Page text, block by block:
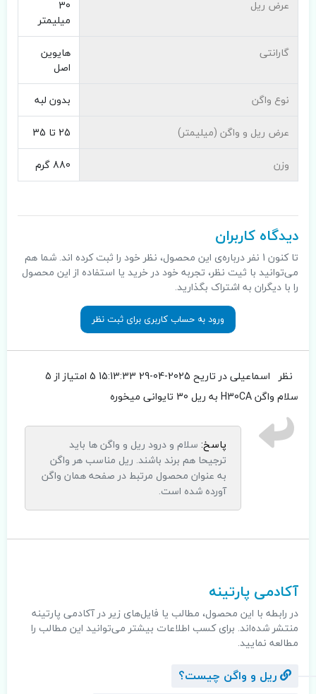
عرض ریل
30
میلیمتر
گارانتی
هایوین
اصل
نوع واگن
بدون لبه
عرض ریل و واگن (میلیمتر)
25 تا 35
وزن
880 گرم
دیدگاه کاربران
تا کنون 1 نفر درباره‌ی این محصول، نظر خود را ثبت کرده اند. شما هم
می‌توانید با ثیت نظر، تجربه خود در خرید یا استفاده از این محصول
را با دیگران به اشتراک بگذارید.
ورود به حساب کاربری برای ثبت نظر
نظر اسماعیلیدر تاریح 2025-04-29 15:13:33
5 امتیاز از 5
سلام واگن H30CA به ریل 30 تایوانی میخوره
پاسخ: سلام و درود ریل و واگن ها باید
ترجیحا هم برند باشند. ریل مناسب هر واگن
به عنوان محصول مرتبط در صفحه همان واگن
آورده شده است.
.
آکادمی پارتینه
در رابطه با این محصول، مطالب یا فایل‌های زیر در آکادمی پارتینه
منتشر شده‌اند. برای کسب اطلاعات بیشتر می‌توانید این مطالب را
مطالعه نمایید.
ریل و واگن چیست؟